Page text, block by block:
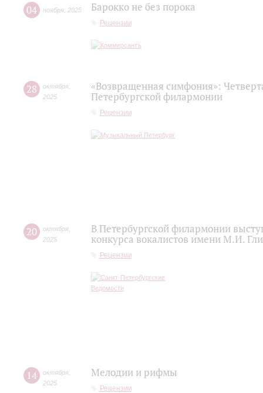
04 ноября 2025 Барокко не без порока
Рецензии
28 октября
2025
«Возвращенная симфония»:
Петербургской филармонии
Рецензии
20 октября
2025
В Петербургской филармонии
конкурса вокалистов имени М.И.
Рецензии
14 октября
2025
Мелодии и рифмы
Рецензии